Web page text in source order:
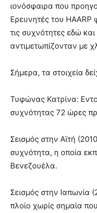
ιονόσφαιρα που
Ερευνητές του HAARP
τις συχνότητες εδώ
αντιμετωπίζονταν με
Σήμερα, τα στοιχεία
Τυφώνας Κατρίνα:
συχνότητας 72 ώρες
Σεισμός στην Αϊτή
συχνότητα, η οποία
Βενεζουέλα.
Σεισμός στην Ιαπωνία
πλοίο χωρίς σημαία